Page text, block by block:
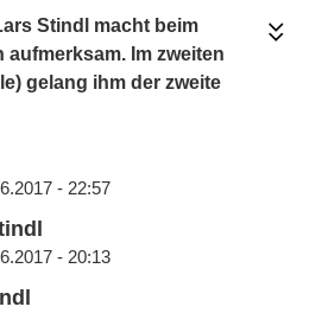
Stindl macht beim
Im zweiten
gelang ihm der zweite
- 22:57
- 20:13